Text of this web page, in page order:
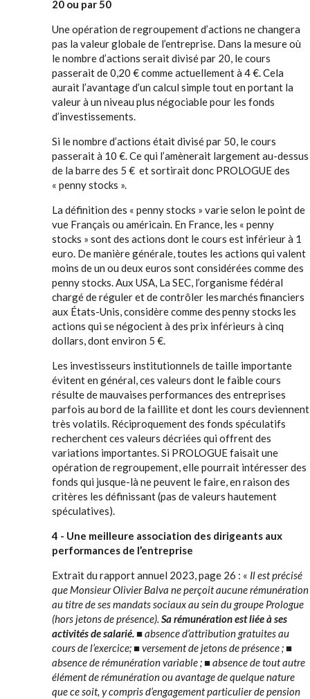
20 ou par 50
Une opération de regroupement d’actions ne changera
pas la valeur globale de l’entreprise. Dans la mesure où
le nombre d’actions serait divisé par 20, le cours
passerait de 0,20 € comme actuellement à 4 €. Cela
aurait l’avantage d’un calcul simple tout en portant la
valeur à un niveau plus négociable pour les fonds
d’investissements.
Si le nombre d’actions était divisé par 50, le cours
passerait à 10 €. Ce qui l’amènerait largement au-dessus
de la barre des 5 € et sortirait donc PROLOGUE des
« penny stocks ».
La définition des « penny stocks » varie selon le point de
vue Français ou américain. En France, les « penny
stocks » sont des actions dont le cours est inférieur à 1
euro. De manière générale, toutes les actions qui valent
moins de un ou deux euros sont considérées comme des
penny stocks. Aux USA, La SEC, l’organisme fédéral
chargé de réguler et de contrôler les marchés financiers
aux États-Unis, considère comme des penny stocks les
actions qui se négocient à des prix inférieurs à cinq
dollars, dont environ 5 €.
Les investisseurs institutionnels de taille importante
évitent en général, ces valeurs dont le faible cours
résulte de mauvaises performances des entreprises
parfois au bord de la faillite et dont les cours deviennent
très volatils. Réciproquement des fonds spéculatifs
recherchent ces valeurs décriées qui offrent des
variations importantes. Si PROLOGUE faisait une
opération de regroupement, elle pourrait intéresser des
fonds qui jusque-là ne peuvent le faire, en raison des
critères les définissant (pas de valeurs hautement
spéculatives).
4 - Une meilleure association des dirigeants aux
performances de l’entreprise
Extrait du rapport annuel 2023, page 26 : « Il est précisé
que Monsieur Olivier Balva ne perçoit aucune rémunération
au titre de ses mandats sociaux au sein du groupe Prologue
(hors jetons de présence). Sa rémunération est liée à ses
activités de salarié. ■ absence d’attribution gratuites au
cours de l’exercice; ■ versement de jetons de présence ; ■
absence de rémunération variable ; ■ absence de tout autre
élément de rémunération ou avantage de quelque nature
que ce soit, y compris d’engagement particulier de pension